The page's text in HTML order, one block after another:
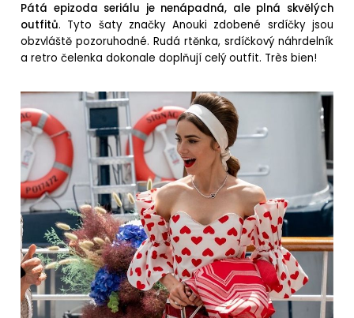
Pátá epizoda seriálu je nenápadná, ale plná skvělých
outfitů. Tyto šaty značky Anouki zdobené srdíčky jsou
obzvláště pozoruhodné. Rudá rtěnka, srdíčkový náhrdelník
a retro čelenka dokonale doplňují celý outfit. Très bien!